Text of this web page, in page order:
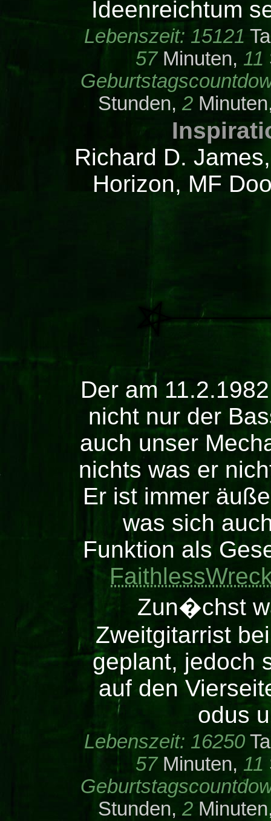
Ideenreichtum
Lebenszeit: 15121
57Minuten, 11
Stunden,2
Richard D.
Horizon, MF
Der am
nicht nur der
auch unser
nichts was er
Er ist immer
was sich
Funktion als
Zun�chst
Zweitgitarrist
geplant, jedoch
auf den
odus
Lebenszeit: 16250
57Minuten, 11
Stunden,2